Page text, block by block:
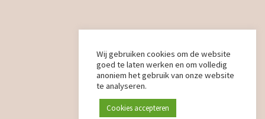
Wij gebruiken cookies om de website
goed te laten werken en om volledig
anoniem het gebruik van onze website
te analyseren.
Cookies accepteren